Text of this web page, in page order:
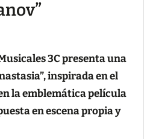
herramientas
3C presenta una
inspirada en el
la emblemática película
en escena propia y